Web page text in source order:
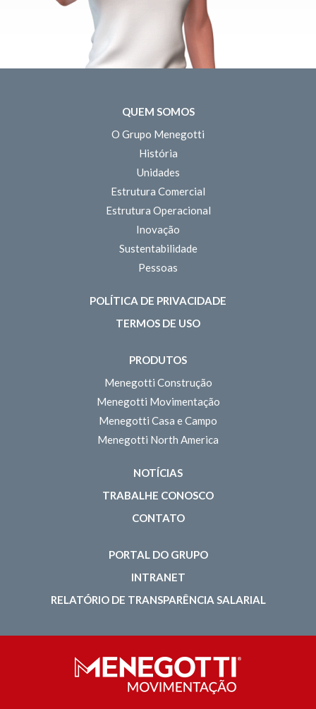
QUEM SOMOS
O Grupo Menegotti
História
Unidades
Estrutura Comercial
Estrutura Operacional
Inovação
Sustentabilidade
Pessoas
POLÍTICA DE PRIVACIDADE
TERMOS DE USO
PRODUTOS
Menegotti Construção
Menegotti Movimentação
Menegotti Casa e Campo
Menegotti North America
NOTÍCIAS
TRABALHE CONOSCO
CONTATO
PORTAL DO GRUPO
INTRANET
RELATÓRIO DE TRANSPARÊNCIA SALARIAL